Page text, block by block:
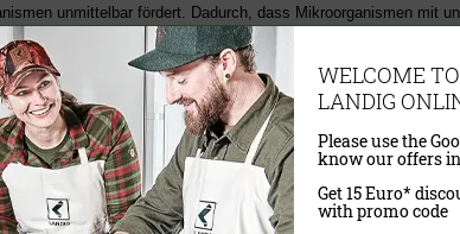
unmittelbar fördert. Dadurch, dass Mikroorganismen mit
die meisten Lebensmittel trotz Vakuumverpackung gekühlt
- Lava kann länger...
der Haltbarkeit um das 5 bis 10-facheim
WELCOME
LANDIG
Please use the
know our offers
Get 15 Euro*
with promo code